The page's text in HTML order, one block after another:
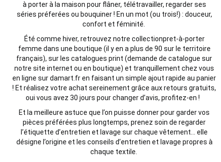
à porter à la maison pour flâner, télétravailler, regarder ses
séries préferées ou bouquiner ! En un mot (ou trois!) : douceur,
confort et féminité.
Été comme hiver, retrouvez notre collectionpret-à-porter
femme dans une boutique (il y en a plus de 90 sur le territoire
français), sur les catalogues print (demande de catalogue sur
notre site internet ou en boutique) et tranquillement chez vous
en ligne sur damart.fr en faisant un simple ajout rapide au panier
! Et réalisez votre achat sereinement grâce aux retours gratuits,
oui vous avez 30 jours pour changer d’avis, profitez-en !
Et la meilleure astuce que l’on puisse donner pour garder vos
pièces préférées plus longtemps, prenez soin de regarder
l’étiquette d’entretien et lavage sur chaque vêtement… elle
désigne l’origine et les conseils d’entretien et lavage propres à
chaque textile.